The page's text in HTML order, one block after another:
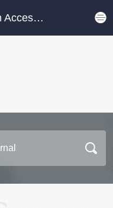
International Open Access Journal Platform